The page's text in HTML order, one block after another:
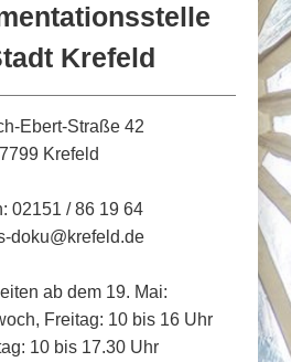
Krefeld
Ebert-Straße 42
Krefeld
02151 / 86 19 64
doku@krefeld.de
ab dem 19. Mai:
Freitag: 10 bis 16 Uhr
10 bis 17.30 Uhr